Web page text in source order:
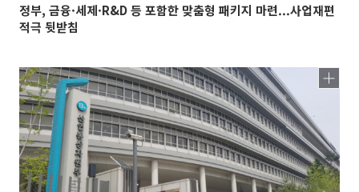
정부, 금융·세제·R&D 등 포함한 맞춤형 패키지 마련...사업재편
적극 뒷받침